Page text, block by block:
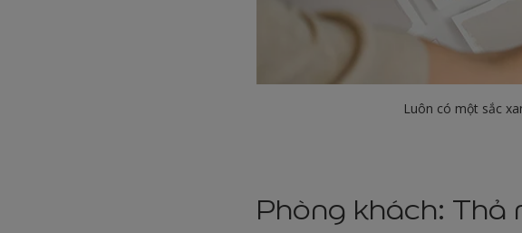
Luôn có một sắc
Phòng khách: Thả